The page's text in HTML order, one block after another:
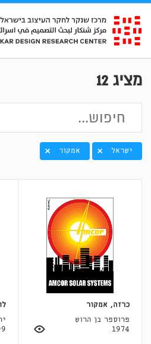
מציג 12
ישראל אמקור
כרזה, אמקור
פרוספר בן הרוש
1974